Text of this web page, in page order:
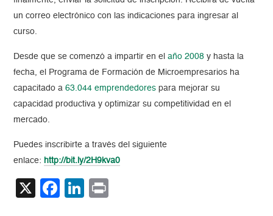
un correo electrónico con las indicaciones para ingresar al
curso.
Desde que se comenzó a impartir en elaño 2008 y hasta la
fecha, el Programa de Formación de Microempresarios ha
capacitado a63.044 emprendedores para mejorar su
capacidad productiva y optimizar su competitividad en el
mercado.
Puedes inscribirte a través del siguiente
enlace: http://bit.ly/2H9kva0
X Facebook
LinkedIn